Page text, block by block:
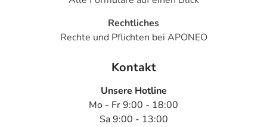
Rechtliches
Rechte und Pflichten bei APONEO
Kontakt
Unsere Hotline
Mo - Fr 9:00 - 18:00
Sa 9:00 - 13:00